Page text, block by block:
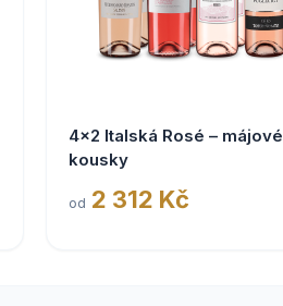
4x2 Italská Rosé – májové
kousky
od 2 312 Kč